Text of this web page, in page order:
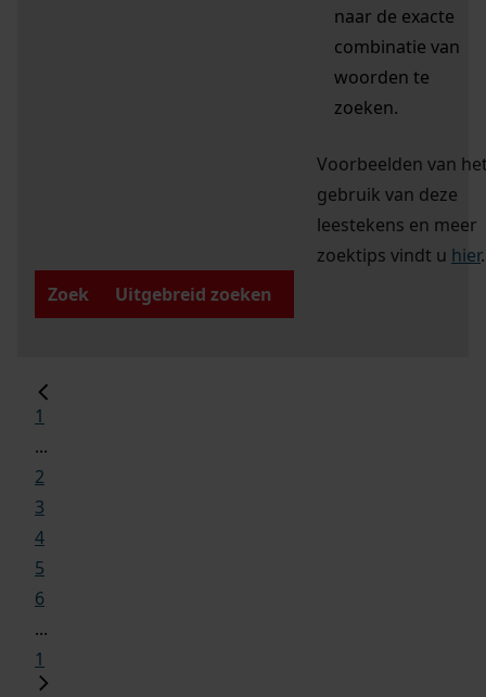
naar de exacte
combinatie van
woorden te
zoeken.
Voorbeelden van
gebruik van deze
leestekens en meer
zoektips vindt u hier.
Zoek
Uitgebreid zoeken
1
...
2
3
4
5
6
...
1